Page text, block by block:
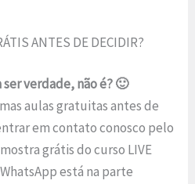
ANTES DE DECIDIR?
verdade, não é? 🙂
aulas gratuitas antes de
em contato conosco pelo
grátis do curso LIVE
está na parte